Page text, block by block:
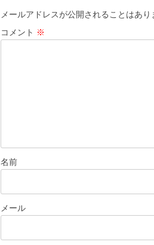
ゲ
ー
メールアドレスが公開されることはあり
コメント ※
名前
メール